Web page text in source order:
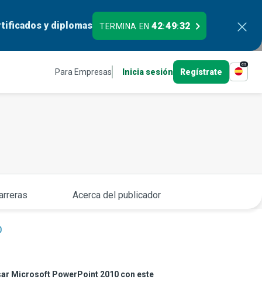
y diplomas TERMINA EN42:49:31
Para Empresas Inicia sesión Regístrate
es
Acerca del publicador
Microsoft PowerPoint 2010 con este